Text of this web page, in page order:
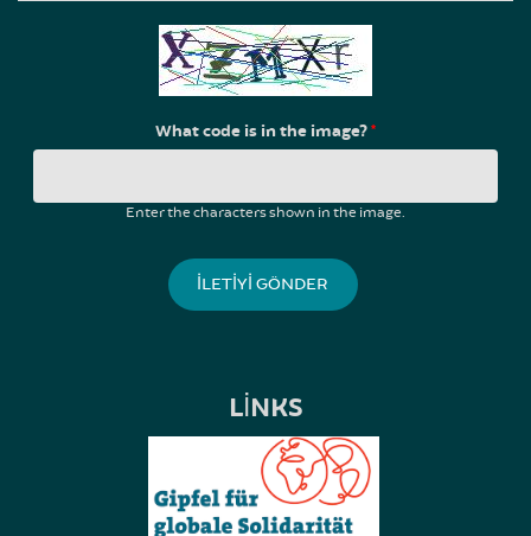
What code is in the image?*
Enter the characters shown in the image.
LINKS